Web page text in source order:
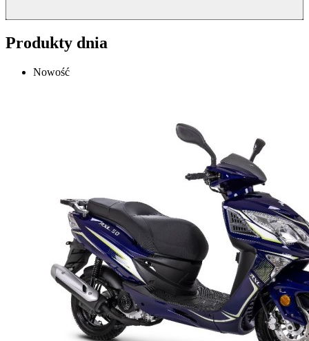
Produkty dnia
Nowość